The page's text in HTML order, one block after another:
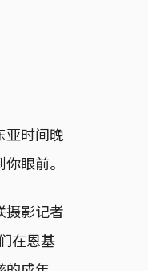
时间晚
眼前。
摄影记者
在恩基